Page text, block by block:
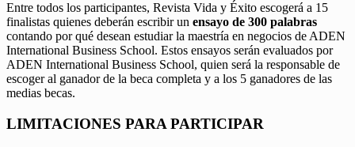
Entre todos los participantes, Revista Vida y Éxito escogerá a 15
finalistas quienes deberán escribir un ensayo de 300 palabras
contando por qué desean estudiar la maestría en negocios de ADEN
International Business School. Estos ensayos serán evaluados por
ADEN International Business School, quien será la responsable de
escoger al ganador de la beca completa y a los 5 ganadores de las
medias becas.
LIMITACIONES PARA PARTICIPAR